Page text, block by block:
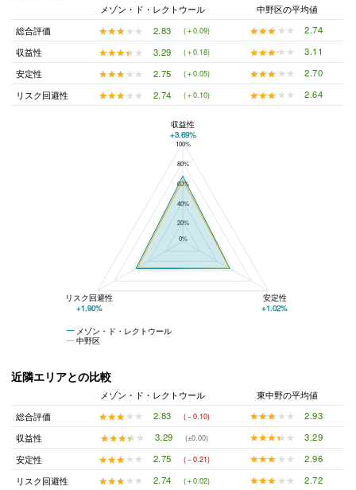
メゾン・ド・レクトウール
中野区の平均値
総合評価
★★★★★
★★★★★ 2.83 (＋0.09) ★★★★★
★★★★★
2.74
収益性
★★★★★
★★★★★ 3.29 (＋0.18) ★★★★★
★★★★★
3.11
安定性
★★★★★
★★★★★ 2.75 (＋0.05) ★★★★★
★★★★★
2.70
リスク回避性
★★★★★
★★★★★ 2.74 (＋0.10) ★★★★★
★★★★★ 2.64
メゾン・ド・レクトウールと中野区の平均値の総合評価の比較
100%
80%
60%
40%
20%
0%
メゾン・ド・レクトウール
中野区
収益性
+3.69%
リスク回避性
+1.90%
安定性
+1.02%
近隣エリアとの比較
メゾン・ド・レクトウール
東中野の平均値
総合評価
★★★★★
★★★★★ 2.83 (－0.10) ★★★★★
★★★★★
2.93
収益性
★★★★★
★★★★★ 3.29 (±0.00) ★★★★★
★★★★★
3.29
安定性
★★★★★
★★★★★ 2.75 (－0.21) ★★★★★
★★★★★
2.96
リスク回避性
★★★★★
★★★★★ 2.74 (＋0.02) ★★★★★
★★★★★ 2.72